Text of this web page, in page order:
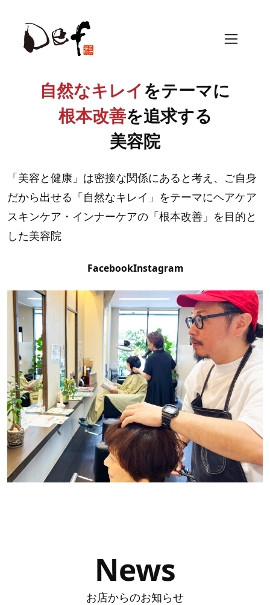
自然なキレイをテーマに
根本改善を追求する
美容院
「美容と健康」は密接な関係にあると考え、ご自身
だから出せる「自然なキレイ」をテーマにヘアケア
スキンケア・インナーケアの「根本改善」を目的と
した美容院
FacebookInstagram
News
お店からのお知らせ